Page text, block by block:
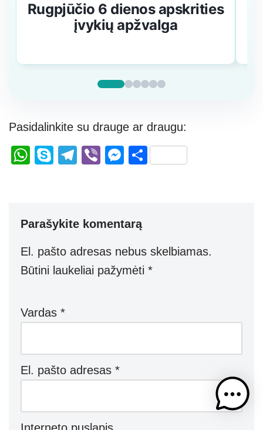
Rugpjūčio 6 dienos apskrities
įvykių apžvalga
Pasidalinkite su drauge ar draugu:
W
A
p
p
S
T
a
m
Vi
M
n
g
er
S
Parašykite komentarą
El. pašto adresas nebus skelbiamas.
Būtini laukeliai pažymėti *
Vardas *
El. pašto adresas *